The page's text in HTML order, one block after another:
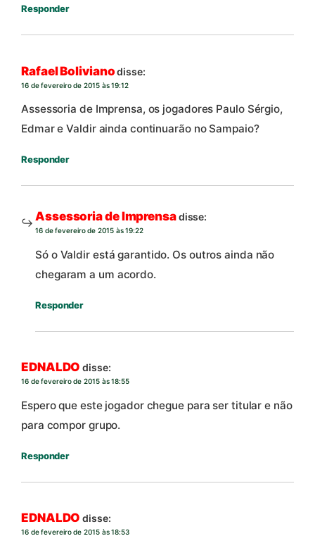
Responder
Rafael Bolivianodisse:
16 de fevereiro de 2015 às 19:12
Assessoria de Imprensa, os jogadores Paulo Sérgio,
Edmar e Valdir ainda continuarão no Sampaio?
Responder
Assessoria de Imprensadisse:
16 de fevereiro de 2015 às 19:22
Só o Valdir está garantido. Os outros ainda não
chegaram a um acordo.
Responder
EDNALDO disse:
16 de fevereiro de 2015 às 18:55
Espero que este jogador chegue para ser titular e não
para compor grupo.
Responder
EDNALDO disse:
16 de fevereiro de 2015 às 18:53